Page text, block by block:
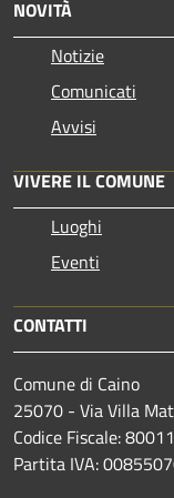
NOVITÀ
Notizie
Comunicati
Avvisi
VIVERE IL COMUNE
Luoghi
Eventi
CONTATTI
Comune di Caino
25070 - Via Villa
Codice Fiscale:
Partita IVA: